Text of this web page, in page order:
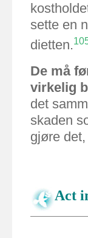
sette en
dietten.
De må
virkelig
det
skaden
gjøre det,
Act